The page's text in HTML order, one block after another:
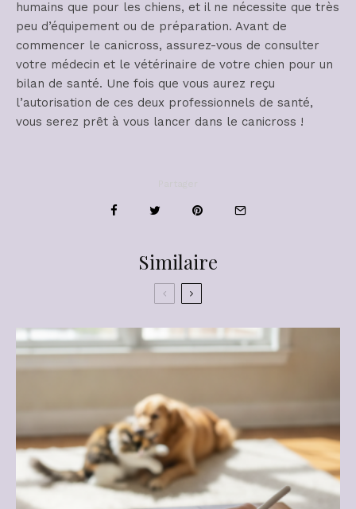
humains que pour les chiens, et il ne nécessite que très
peu d’équipement ou de préparation. Avant de
commencer le canicross, assurez-vous de consulter
votre médecin et le vétérinaire de votre chien pour un
bilan de santé. Une fois que vous aurez reçu
l’autorisation de ces deux professionnels de santé,
vous serez prêt à vous lancer dans le canicross !
Similaire